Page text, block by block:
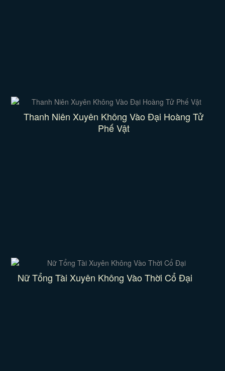
Thanh Niên Xuyên Không Vào Đại Hoàng Tử
Phế Vật
Nữ Tổng Tài Xuyên Không Vào Thời Cổ Đại